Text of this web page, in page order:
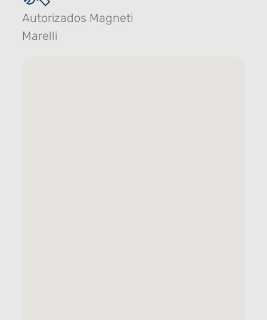
Autorizados Magneti
Marelli